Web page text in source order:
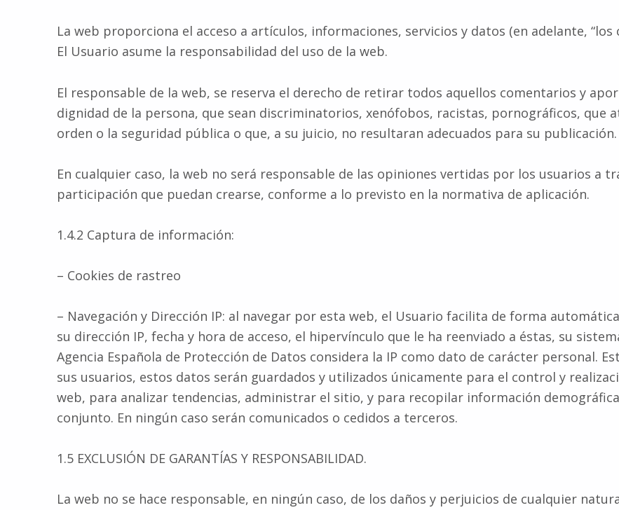
La web proporciona el acceso a artículos, informaciones, servicios y datos (en adelante, “los
El Usuario asume la responsabilidad del uso de la web.
El responsable de la web, se reserva el derecho de retirar todos aquellos comentarios y
dignidad de la persona, que sean discriminatorios, xenófobos, racistas, pornográficos, que
orden o la seguridad pública o que, a su juicio, no resultaran adecuados para su publicación.
En cualquier caso, la web no será responsable de las opiniones vertidas por los usuarios a
participación que puedan crearse, conforme a lo previsto en la normativa de aplicación.
1.4.2 Captura de información:
– Cookies de rastreo
– Navegación y Dirección IP: al navegar por esta web, el Usuario facilita de forma
su dirección IP, fecha y hora de acceso, el hipervínculo que le ha reenviado a éstas, su
Agencia Española de Protección de Datos considera la IP como dato de carácter personal.
sus usuarios, estos datos serán guardados y utilizados únicamente para el control y
web, para analizar tendencias, administrar el sitio, y para recopilar información
conjunto. En ningún caso serán comunicados o cedidos a terceros.
1.5 EXCLUSIÓN DE GARANTÍAS Y RESPONSABILIDAD.
La web no se hace responsable, en ningún caso, de los daños y perjuicios de cualquier